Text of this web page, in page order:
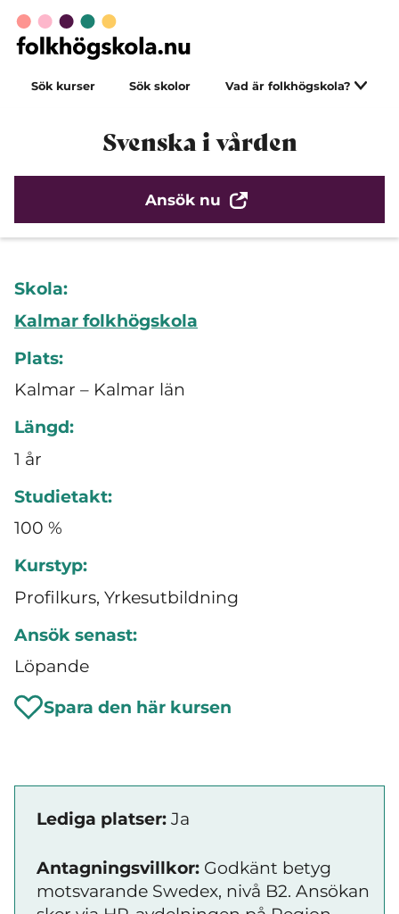
Sök kurser Sök skolor Vad är folkhögskola?
Svenska i vården
Ansök nu
Skola:
Kalmar folkhögskola
Plats:
Kalmar – Kalmar län
Längd:
1 år
Studietakt:
100 %
Kurstyp:
Profilkurs, Yrkesutbildning
Ansök senast:
Löpande
Spara den här kursen
Lediga platser: Ja
Antagningsvillkor: Godkänt betyg
motsvarande Swedex, nivå B2. Ansökan